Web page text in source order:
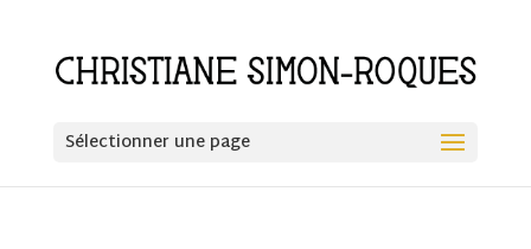
Sélectionner une page